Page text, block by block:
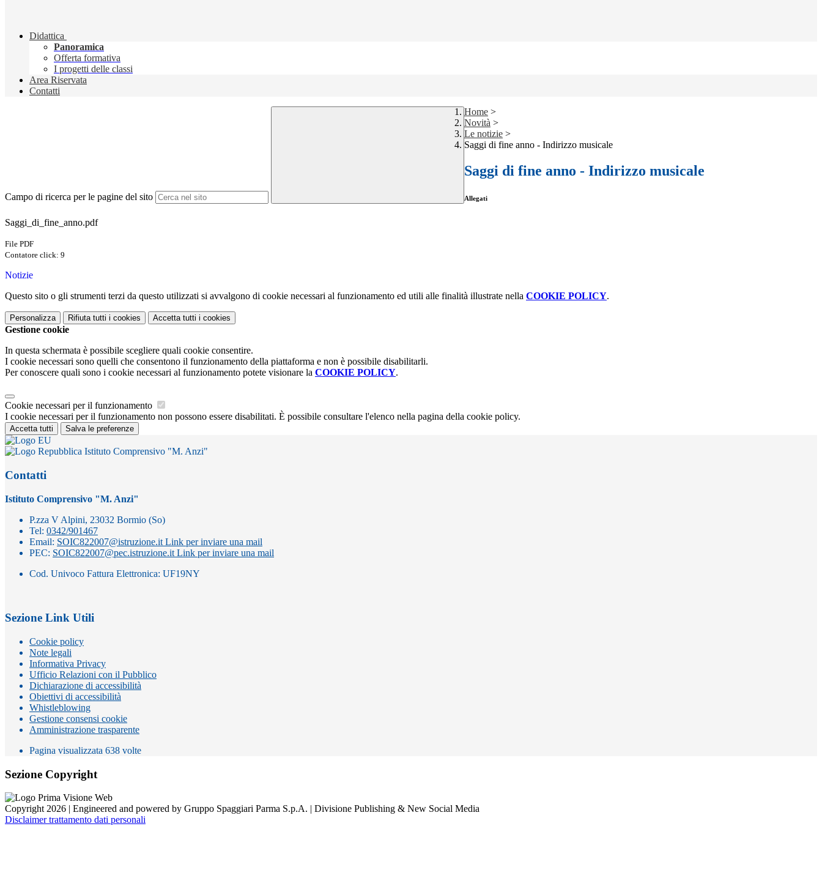
Didattica
Panoramica
Offerta formativa
I progetti delle classi
Area Riservata
Contatti
Campo di ricerca per le pagine del sito
Home >
Novità >
Le notizie >
Saggi di fine anno - Indirizzo musicale
Saggi di fine anno - Indirizzo musicale
Allegati
Saggi_di_fine_anno.pdf
File PDF
Contatore click: 9
Notizie
Questo sito o gli strumenti terzi da questo utilizzati si avvalgono di cookie necessari al funzionamento ed utili alle finalità illustrate nella COOKIE POLICY.
Personalizza Rifiuta tutti i cookies Accetta tutti i cookies
Gestione cookie
In questa schermata è possibile scegliere quali cookie consentire.
I cookie necessari sono quelli che consentono il funzionamento della piattaforma e non è possibile disabilitarli.
Per conoscere quali sono i cookie necessari al funzionamento potete visionare la COOKIE POLICY.
Cookie necessari per il funzionamento
I cookie necessari per il funzionamento non possono essere disabilitati. È possibile consultare l'elenco nella pagina della cookie policy.
Accetta tutti Salva le preferenze
Istituto Comprensivo "M. Anzi"
Contatti
Istituto Comprensivo "M. Anzi"
P.zza V Alpini, 23032 Bormio (So)
Tel: 0342/901467
Email: SOIC822007@istruzione.it Link per inviare una mail
PEC: SOIC822007@pec.istruzione.it Link per inviare una mail
Cod. Univoco Fattura Elettronica: UF19NY
Sezione Link Utili
Cookie policy
Note legali
Informativa Privacy
Ufficio Relazioni con il Pubblico
Dichiarazione di accessibilità
Obiettivi di accessibilità
Whistleblowing
Gestione consensi cookie
Amministrazione trasparente
Pagina visualizzata 638 volte
Sezione Copyright
Copyright 2026 | Engineered and powered by Gruppo Spaggiari Parma S.p.A. | Divisione Publishing & New Social Media
Disclaimer trattamento dati personali